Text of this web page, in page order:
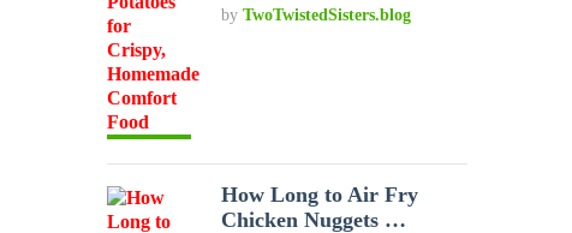
byTwoTwistedSisters.blog
How Long to Air Fry
Chicken Nuggets …